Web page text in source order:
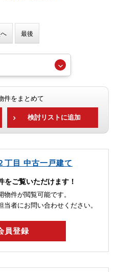
最後
件をまとめて
検討リストに追加
丁目 中古一戸建て
をご覧いただけます！
件が閲覧可能です。
者にお問い合わせください。
員登録